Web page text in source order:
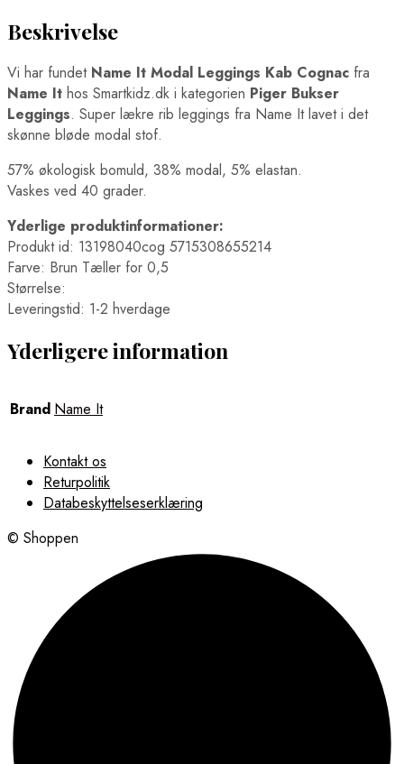
Beskrivelse
Vi har fundet Name It Modal Leggings Kab Cognac fra
Name It hos Smartkidz.dk i kategorien Piger Bukser
Leggings. Super lækre rib leggings fra Name It lavet i det
skønne bløde modal stof.
57% økologisk bomuld, 38% modal, 5% elastan.
Vaskes ved 40 grader.
Yderlige produktinformationer:
Produkt id: 13198040cog 5715308655214
Farve: Brun Tæller for 0,5
Størrelse:
Leveringstid: 1-2 hverdage
Yderligere information
Brand Name It
Kontakt os
Returpolitik
Databeskyttelseserklæring
© Shoppen